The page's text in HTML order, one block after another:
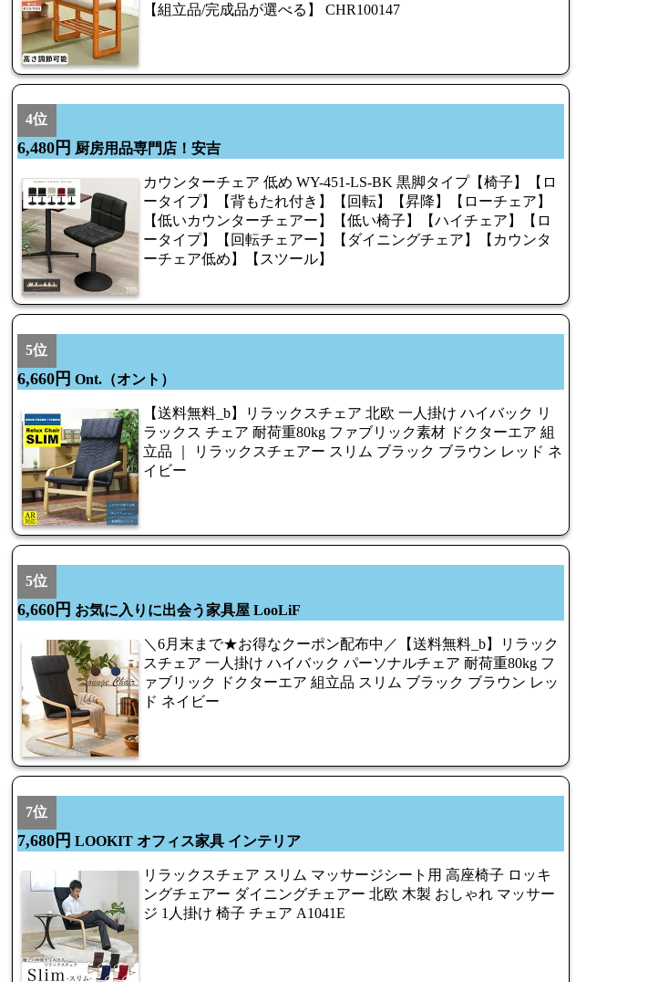
【組立品/完成品が選べる】 CHR100147
4位
6,480円 厨房用品専門店！安吉
カウンターチェア 低め WY-451-LS-BK 黒脚タイプ【椅子】【ロ
ータイプ】【背もたれ付き】【回転】【昇降】【ローチェア】
【低いカウンターチェアー】【低い椅子】【ハイチェア】【ロ
ータイプ】【回転チェアー】【ダイニングチェア】【カウンタ
ーチェア低め】【スツール】
5位
6,660円 Ont.（オント）
【送料無料_b】リラックスチェア 北欧 一人掛け ハイバック リ
ラックス チェア 耐荷重80kg ファブリック素材 ドクターエア 組
立品 ｜ リラックスチェアー スリム ブラック ブラウン レッド ネ
イビー
5位
6,660円 お気に入りに出会う家具屋 LooLiF
＼6月末まで★お得なクーポン配布中／【送料無料_b】リラック
スチェア 一人掛け ハイバック パーソナルチェア 耐荷重80kg フ
ァブリック ドクターエア 組立品 スリム ブラック ブラウン レッ
ド ネイビー
7位
7,680円 LOOKIT オフィス家具 インテリア
リラックスチェア スリム マッサージシート用 高座椅子 ロッキ
ングチェアー ダイニングチェアー 北欧 木製 おしゃれ マッサー
ジ 1人掛け 椅子 チェア A1041E